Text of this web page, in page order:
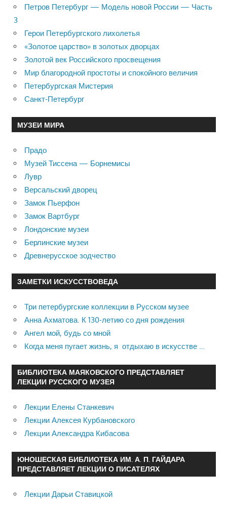
Петров Петербург — Модель новой России — Часть
3
Герои Петербургского лихолетья
«Золотое царство» в золотых дворцах
Золотой век Российского просвещения
Мир благородной простоты и спокойного величия
Петербургская Мистерия
Санкт-Петербург
МУЗЕИ МИРА
Прадо
Музей Тиссена — Борнемисы
Лувр
Версальский дворец
Замок Пьерфон
Замок Вартбург
Лондонские музеи
Берлинские музеи
Древнерусское зодчество
ЗАМЕТКИ ИСКУССТВОВЕДА
Три петербургские коллекции в Русском музее
Анна Ахматова. К 130-летию со дня рождения
Ангел мой, будь со мной
Когда меня пугает жизнь, я отдыхаю в искусстве …
БИБЛИОТЕКА МАЯКОВСКОГО ПРЕДСТАВЛЯЕТ
ЛЕКЦИИ РУССКОГО МУЗЕЯ
Лекции Елены Станкевич
Лекции Алексея Курбановского
Лекции Александра Кибасова
ЮНОШЕСКАЯ БИБЛИОТЕКА ИМ. А. П. ГАЙДАРА
ПРЕДСТАВЛЯЕТ ЛЕКЦИИ О ПИСАТЕЛЯХ
Лекции Дарьи Ставицкой